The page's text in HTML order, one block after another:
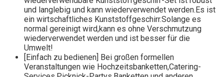
und langlebig und kann wiederverwendet werden.Es ist
ein wirtschaftliches Kunststoffgeschirr.Solange es
normal gereinigt wird,kann es ohne Verschmutzung
wiederverwendet werden und ist besser für die
Umwelt!
[Einfach zu bedienen] Bei großen formellen
Veranstaltungen wie Hochzeitsbanketten,Catering-